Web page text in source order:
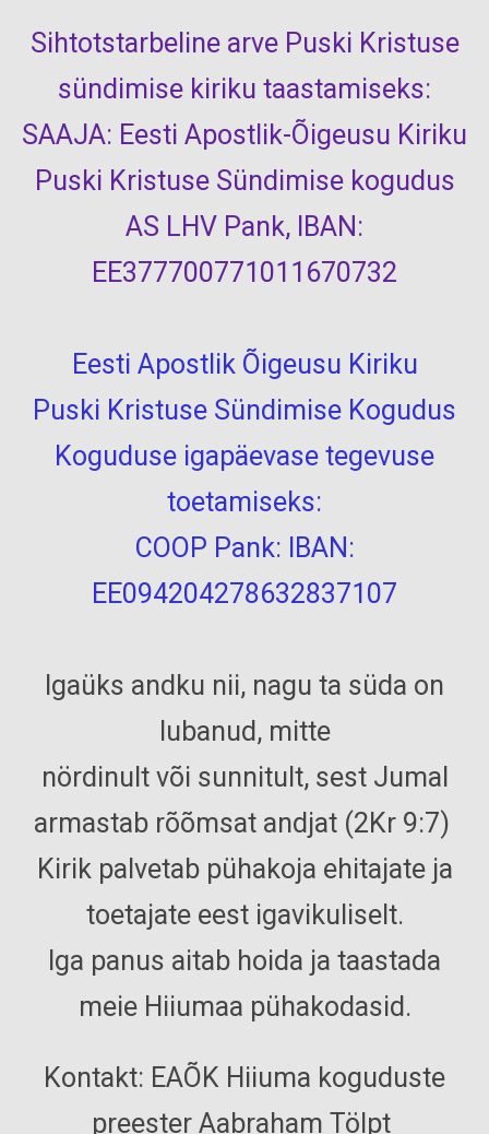
Sihtotstarbeline arve Puski Kristuse
sündimise kiriku taastamiseks:
SAAJA: Eesti Apostlik-Õigeusu Kiriku
Puski Kristuse Sündimise kogudus
AS LHV Pank, IBAN:
EE377700771011670732
Eesti Apostlik Õigeusu Kiriku
Puski Kristuse Sündimise Kogudus
Koguduse igapäevase tegevuse
toetamiseks:
COOP Pank: IBAN:
EE094204278632837107
Igaüks andku nii, nagu ta süda on
lubanud, mitte
nördinult või sunnitult, sest Jumal
armastab rõõmsat andjat (2Kr 9:7)
Kirik palvetab pühakoja ehitajate ja
toetajate eest igavikuliselt.
Iga panus aitab hoida ja taastada
meie Hiiumaa pühakodasid.
Kontakt: EAÕK Hiiuma koguduste
preester Aabraham Tölpt